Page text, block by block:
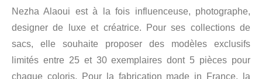
Nezha Alaoui est à la fois influenceuse, photographe,
designer de luxe et créatrice. Pour ses collections de
sacs, elle souhaite proposer des modèles exclusifs
limités entre 25 et 30 exemplaires dont 5 pièces pour
chaque coloris. Pour la fabrication made in France, la